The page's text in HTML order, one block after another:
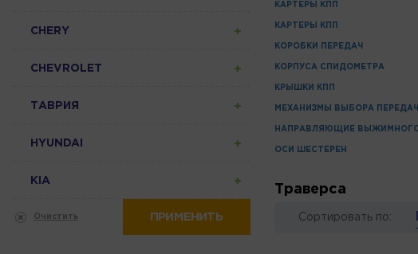
CHERY
CHEVROLET
ТАВРИЯ
HYUNDAI
KIA
Очистить ПРИМЕНИТЬ
КАРТЕРЫ КПП
КАРТЕРЫ КПП
КОРОБКИ ПЕРЕДАЧ
КОРПУСА СПИДОМЕТРА
КРЫШКИ КПП
МЕХАНИЗМЫ ВЫБОРА ПЕРЕДАЧ
НАПРАВЛЯЮЩИЕ
ОСИ ШЕСТЕРЕН
Траверса
Сортировать по: